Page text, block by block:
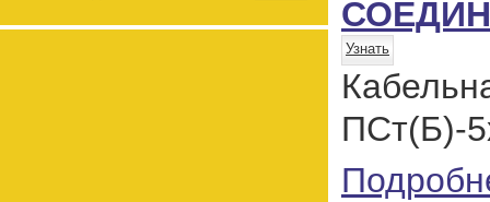
Узнать
ПСт(Б)-